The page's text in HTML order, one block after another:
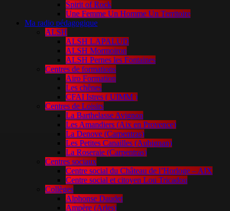
Spirit of Rock
Une Femme Un Homme Un Territoire
Ma radio pédagogique
ALSH
ALSH LAPALUD
ALSH Mormoiron
ALSH Pernes les Fontaines
Centres de formations
Airo Formation
Les chênes
CFAI Istres ( UIMM )
Centres de Loisirs
La Barthelasse Avignon
Les Amandiers (Aix en Provence)
La Denove (Carpentras)
Les Petites Canailles (Aubignan)
La Roseraie (Carpentras)
Centres sociaux
Centre social du Château de l’Horloge – AIX
Centre social et citoyen Lou Tricadou
Collèges
Alphonse Daudet
Ampère (Arles)